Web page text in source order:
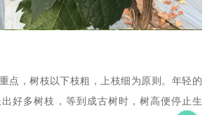
点，树枝以下枝粗，上枝细为原则。年轻的
好多树枝，等到成古树时，树高便停止生